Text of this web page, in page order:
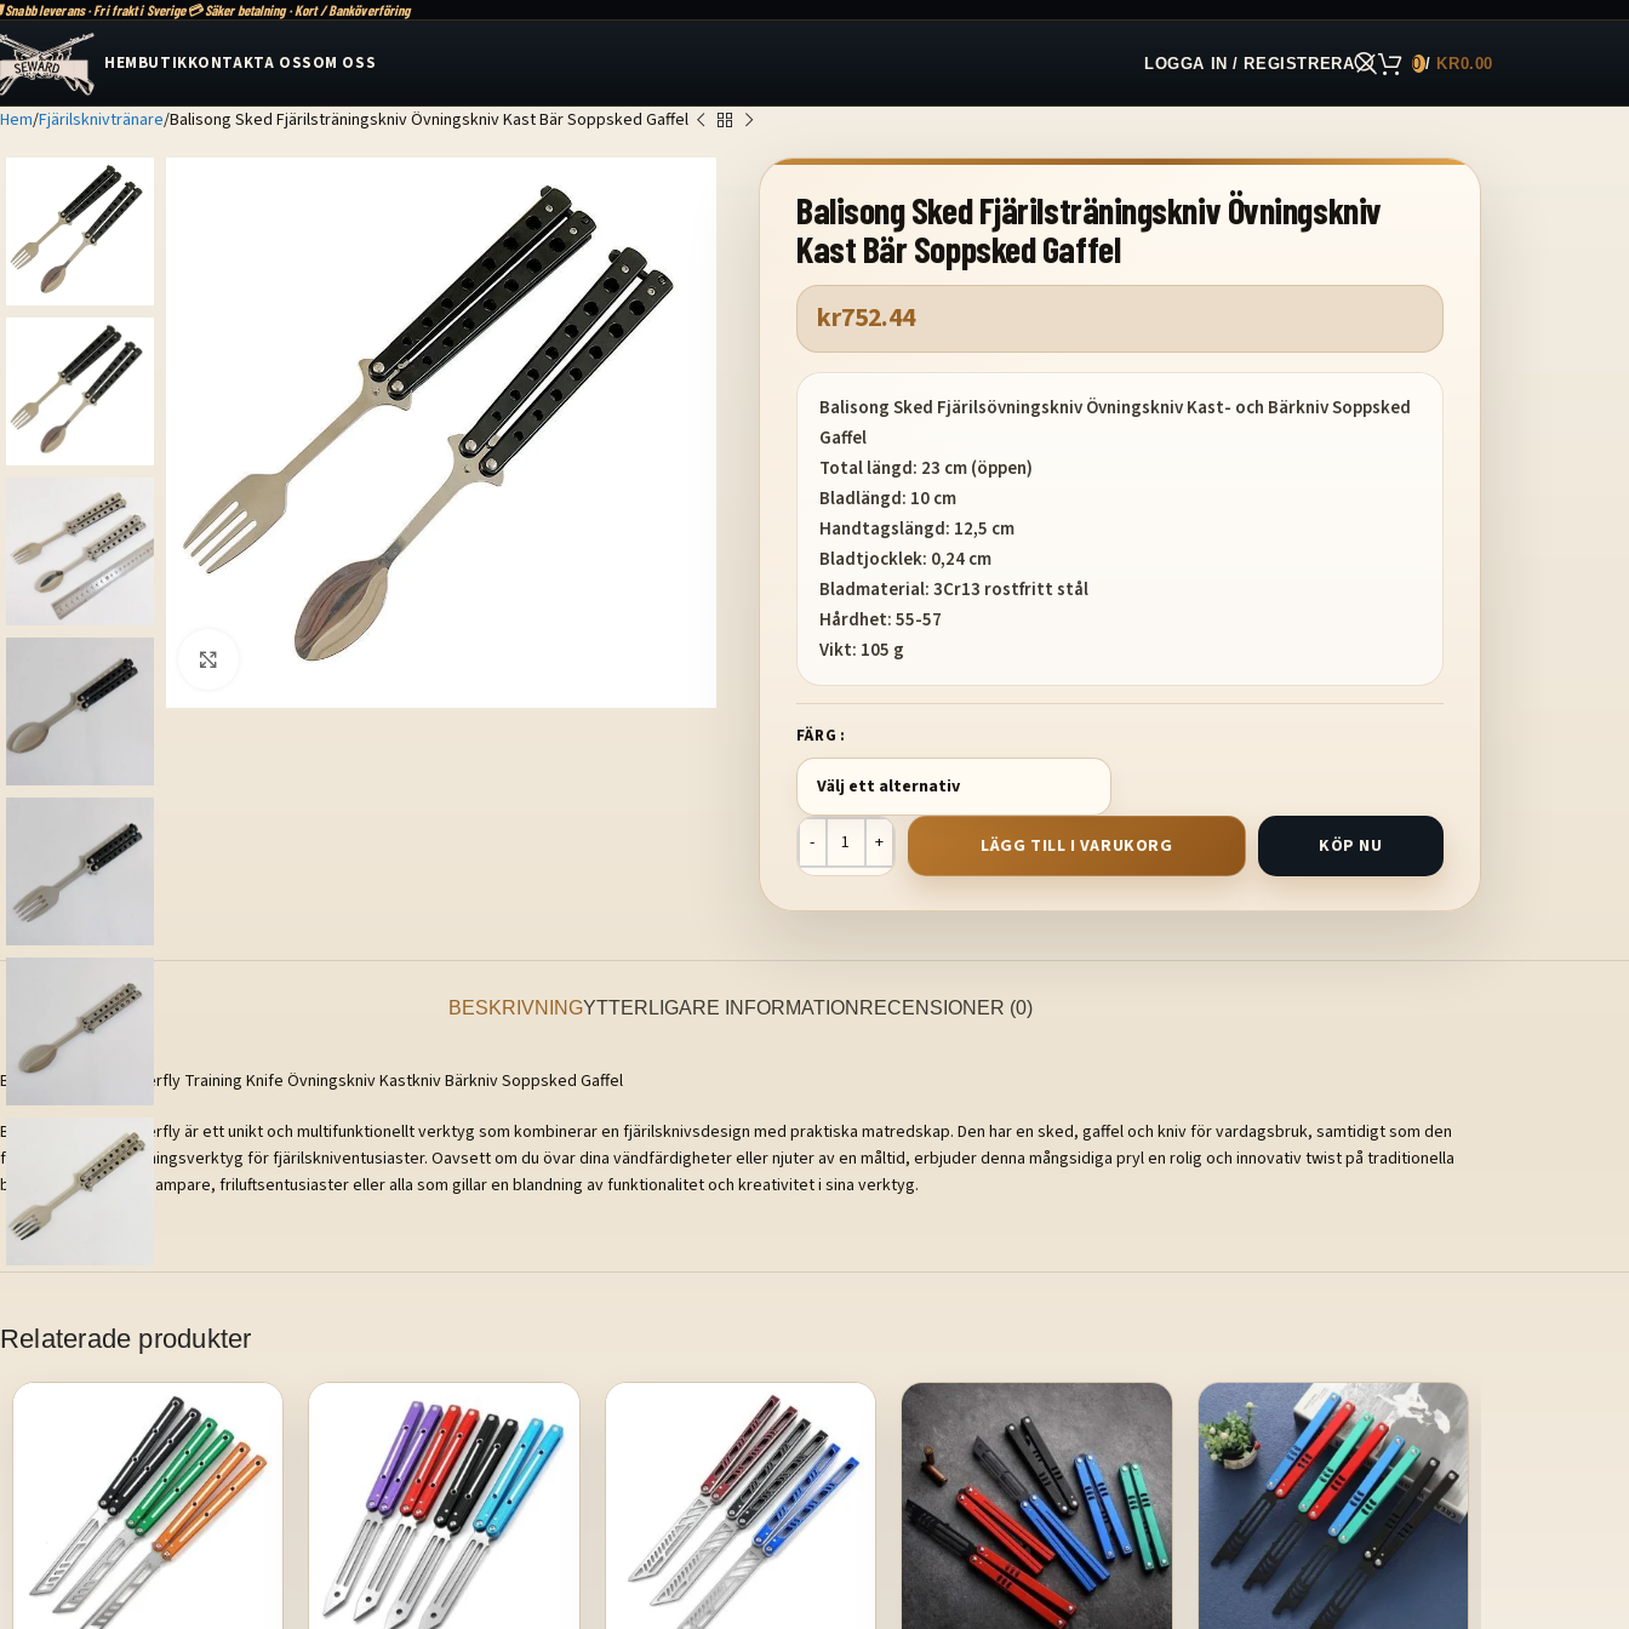
Snabb leverans · Fri frakt i Sverige💳 Säker betalning · Kort / Banköverföring
HEMBUTIKKONTAKTA OSSOM OSS LOGGA IN / REGISTRERA 0/ KR0.00
Hem Fjärilsknivtränare Balisong Sked Fjärilsträningskniv Övningskniv Kast Bär Soppsked Gaffel
Klicka för att förstora
Balisong Sked Fjärilsträningskniv Övningskniv
Kast Bär Soppsked Gaffel
kr752.44
Balisong Sked Fjärilsövningskniv Övningskniv Kast- och Bärkniv Soppsked
Gaffel
Total längd: 23 cm (öppen)
Bladlängd: 10 cm
Handtagslängd: 12,5 cm
Bladtjocklek: 0,24 cm
Bladmaterial: 3Cr13 rostfritt stål
Hårdhet: 55-57
Vikt: 105 g
FÄRG
LÄGG TILL I VARUKORG KÖP NU
BESKRIVNINGYTTERLIGARE INFORMATION RECENSIONER (0)
Balisong Spoon Butterfly Training Knife Övningskniv Kastkniv Bärkniv Soppsked Gaffel
Balisong Spoon Butterfly är ett unikt och multifunktionellt verktyg som kombinerar en fjärilsknivsdesign med praktiska matredskap. Den har en sked, gaffel och kniv för vardagsbruk, samtidigt som den
fungerar som ett träningsverktyg för fjärilskniventusiaster. Oavsett om du övar dina vändfärdigheter eller njuter av en måltid, erbjuder denna mångsidiga pryl en rolig och innovativ twist på traditionella
bestick. Perfekt för campare, friluftsentusiaster eller alla som gillar en blandning av funktionalitet och kreativitet i sina verktyg.
Relaterade produkter